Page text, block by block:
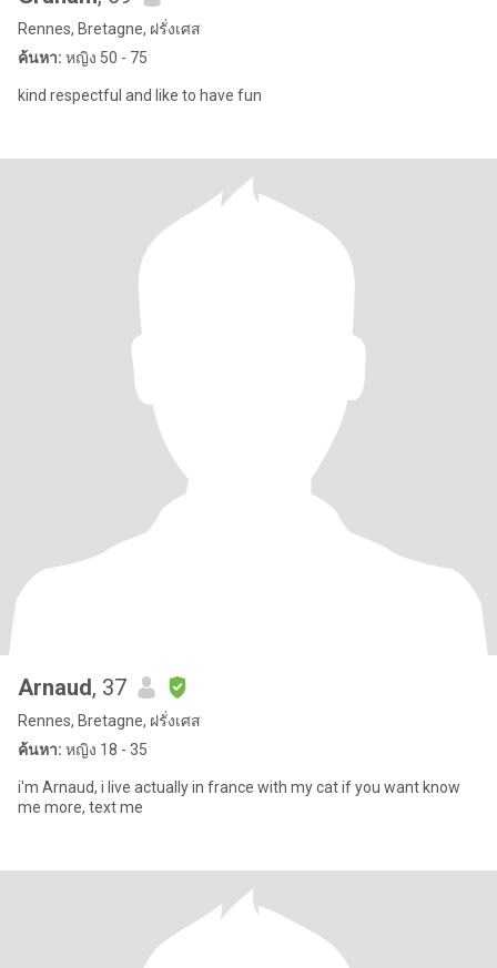
Rennes, Bretagne, ฝรั่งเศส
ค้นหา: หญิง 50 - 75
kind respectful and like to have fun
Arnaud, 37
Rennes, Bretagne, ฝรั่งเศส
ค้นหา: หญิง 18 - 35
i'm Arnaud, i live actually in france with my cat if you want know
me more, text me